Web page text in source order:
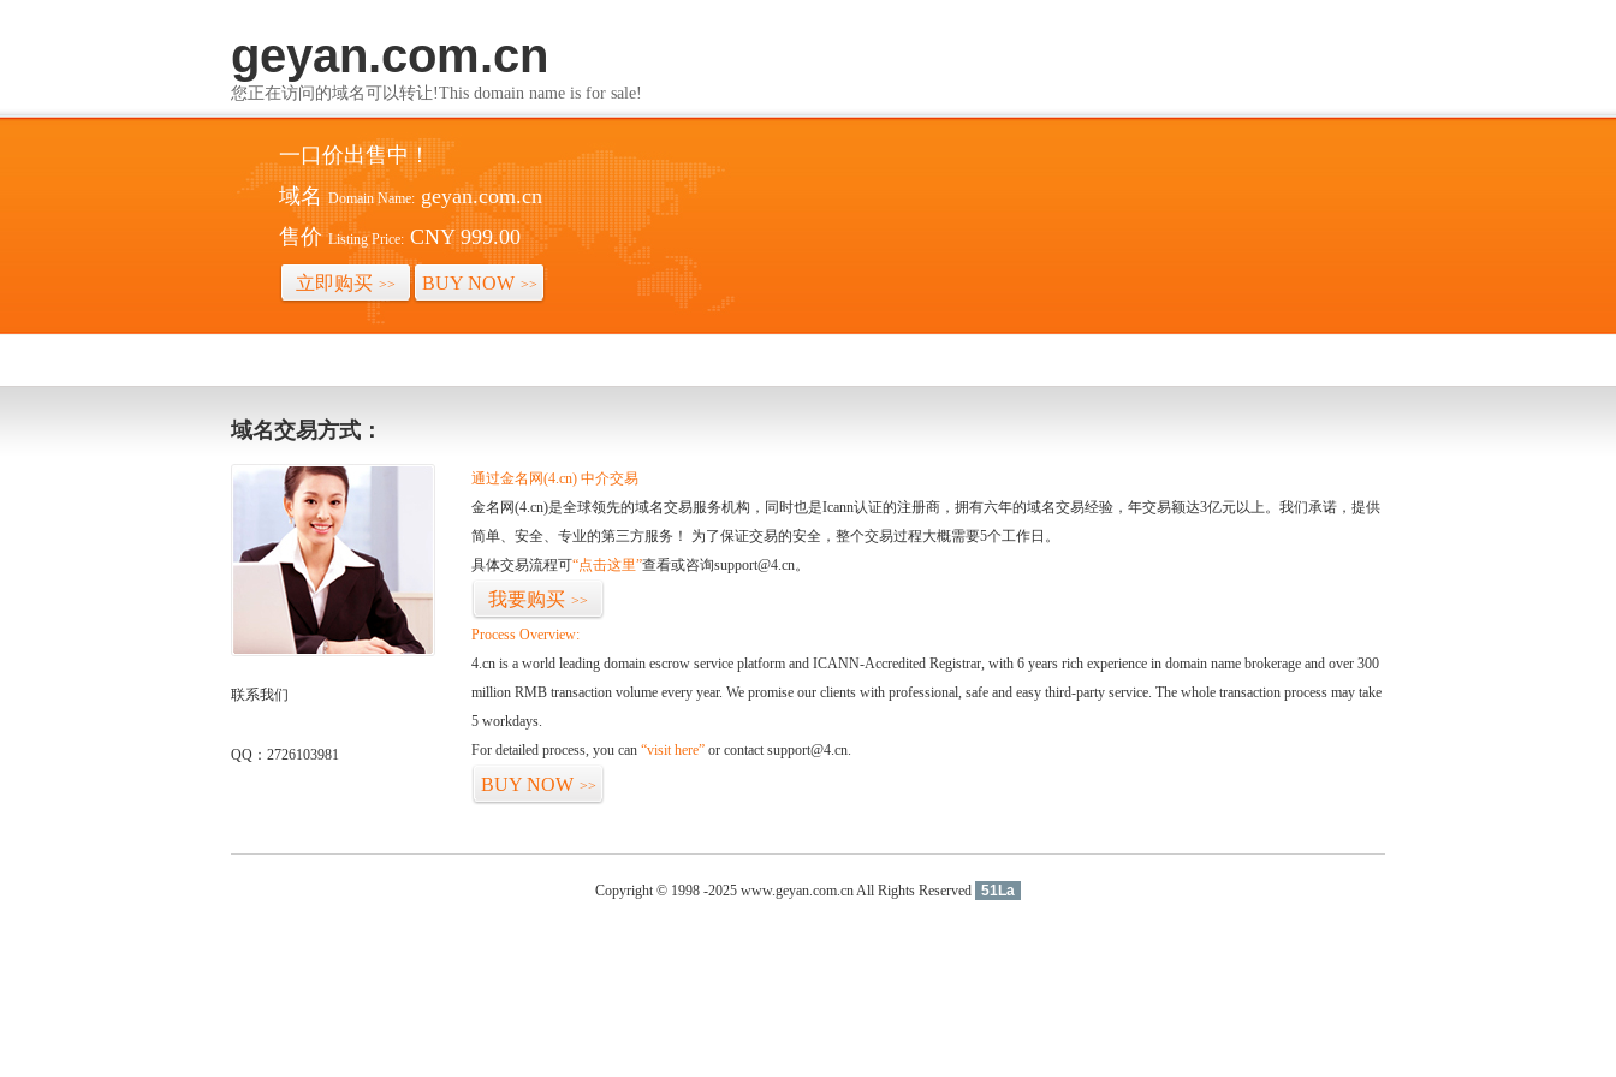
geyan.com.cn
您正在访问的域名可以转让!This domain name is for sale!
一口价出售中！
域名 Domain Name: geyan.com.cn
售价 Listing Price: CNY 999.00
立即购买 >> BUY NOW >>
域名交易方式：
联系我们
QQ：2726103981
通过金名网(4.cn) 中介交易
金名网(4.cn)是全球领先的域名交易服务机构，同时也是Icann认证的注册商，拥有六年的域名交易经验，年交易额达3亿元以上。我们承诺，提供
简单、安全、专业的第三方服务！ 为了保证交易的安全，整个交易过程大概需要5个工作日。
具体交易流程可“点击这里”查看或咨询support@4.cn。
我要购买 >>
Process Overview:
4.cn is a world leading domain escrow service platform and ICANN-Accredited Registrar, with 6 years rich experience in domain name brokerage and over 300
million RMB transaction volume every year. We promise our clients with professional, safe and easy third-party service. The whole transaction process may take
5 workdays.
For detailed process, you can “visit here” or contact support@4.cn.
BUY NOW >>
Copyright © 1998 -2025 www.geyan.com.cn All Rights Reserved 51La